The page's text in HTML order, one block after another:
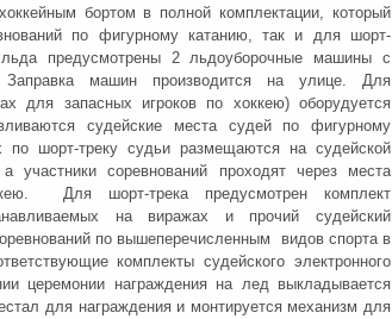
бортом в полной комплектации, который
по фигурному катанию, так и для шорт-
предусмотрены 2 льдоуборочные машины с
Заправка машин производится на улице. Для
для запасных игроков по хоккею) оборудуется
судейские места судей по фигурному
по шорт-треку судьи размещаются на судейской
участники соревнований проходят через места
Для шорт-трека предусмотрен комплект
на виражах и прочий судейский
по вышеперечисленным видов спорта в
комплекты судейского электронного
церемонии награждения на лед выкладывается
для награждения и монтируется механизм для